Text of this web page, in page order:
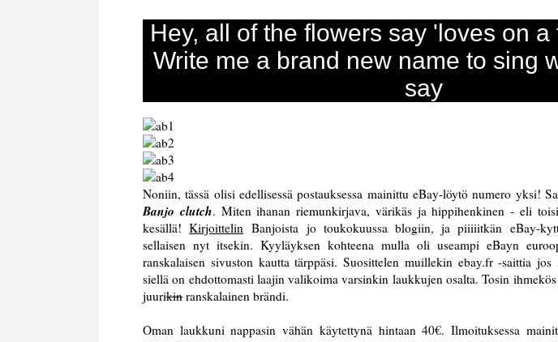
Hey, all of the flowers say 'loves on
Write me a brand new name to sing
say
Noniin, tässä olisi edellisessä postauksessa mainittu eBay-löytö numero yksi!
Banjo clutch. Miten ihanan riemunkirjava, värikäs ja hippihenkinen - eli
kesällä!Kirjoittelin Banjoista jo toukokuussa blogiin, ja piiiiitkän eBay-
sellaisen nyt itsekin. Kyyläyksen kohteena mulla oli useampi eBayn
ranskalaisen sivuston kautta tärppäsi. Suosittelen muillekin ebay.fr -saittia
siellä on ehdottomasti laajin valikoima varsinkin laukkujen osalta. Tosin
juurikin ranskalainen brändi.
Oman laukkuni nappasin vähän käytettynä hintaan 40€. Ilmoituksessa